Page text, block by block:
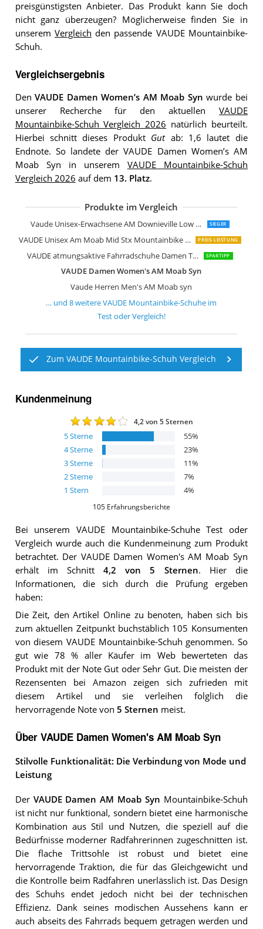
preisgünstigsten Anbieter. Das Produkt kann Sie doch
nicht ganz überzeugen? Möglicherweise finden Sie in
unserem Vergleich den passende VAUDE Mountainbike-
Schuh.
Vergleichsergebnis
DenVAUDE Damen Women’s AM Moab Syn wurde bei
unserer Recherche für den aktuellen VAUDE
Mountainbike-Schuh Vergleich 2026 natürlich beurteilt.
Hierbei schnitt dieses Produkt Gutab: 1,6 lautet die
Endnote. So landete der VAUDE Damen Women’s AM
Moab Syn in unserem VAUDE Mountainbike-Schuh
Vergleich 2026 auf dem 13. Platz.
Produkte im Vergleich
Vaude Unisex-Erwachsene AM Downieville Low Mountainbike Schuhe SIEGER
VAUDE Unisex Am Moab Mid Stx Mountainbike Schuhe PREIS-LEISTUNG
VAUDE atmungsaktive Fahrradschuhe Damen TVL Pavei 2.0 grün Gr SPARTIPP
VAUDE Damen Women's AM Moab Syn
Vaude Herren Men's AM Moab syn
VAUDE Unisex Tvl Sykkel Radschuhe
Vaude Yara TR 20318 Unisex
VAUDE Women's AM Moab syn
Vaude Unisex MTB Kuro
… und8weitereVAUDE Mountainbike-Schuhe im
Test oder Vergleich!
Zum VAUDE Mountainbike-Schuh Vergleich
Kundenmeinung
4,2 von 5 Sternen
5Sterne 55%
4Sterne 23%
3Sterne 11%
2Sterne 7%
1 Stern 4%
105 Erfahrungsberichte
Bei unserem VAUDE Mountainbike-SchuheTest oder
Vergleich wurde auch die Kundenmeinung zum Produkt
betrachtet. Der VAUDE Damen Women's AM Moab Syn
erhält im Schnitt4,2 von 5 Sternen. Hier die
Informationen, die sich durch die Prüfung ergeben
haben:
Die Zeit, den Artikel Online zu benoten, haben sich bis
zum aktuellen Zeitpunkt buchstäblich 105 Konsumenten
von diesem VAUDE Mountainbike-Schuh genommen. So
gut wie 78 % aller Käufer im Web bewerteten das
Produkt mit der Note Gut oder Sehr Gut. Die meisten der
Rezensenten bei Amazon zeigen sich zufrieden mit
diesem Artikel und sie verleihen folglich die
hervorragende Note von 5 Sternen meist.
Über VAUDE Damen Women's AM Moab Syn
Stilvolle Funktionalität: Die Verbindung von Mode und
Leistung
Der VAUDE Damen AM Moab Syn Mountainbike-Schuh
ist nicht nur funktional, sondern bietet eine harmonische
Kombination aus Stil und Nutzen, die speziell auf die
Bedürfnisse moderner Radfahrerinnen zugeschnitten ist.
Die flache Trittsohle ist robust und bietet eine
hervorragende Traktion, die für das Gleichgewicht und
die Kontrolle beim Radfahren unerlässlich ist. Das Design
des Schuhs endet jedoch nicht bei der technischen
Effizienz. Dank seines modischen Aussehens kann er
auch abseits des Fahrrads bequem getragen werden und